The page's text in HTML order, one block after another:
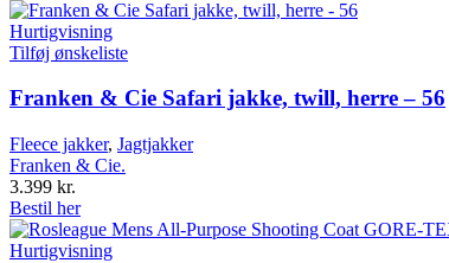
Hurtigvisning
Tilføj ønskeliste
Franken & Cie Safari jakke, twill, herre – 56
Fleece jakker, Jagtjakker
Franken & Cie.
3.399 kr.
Bestil her
Hurtigvisning